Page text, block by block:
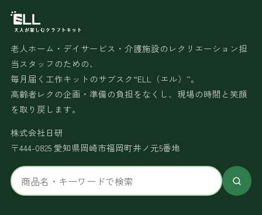
老人ホーム・デイサービス・介護施設のレクリエーション担
当スタッフのための、
毎月届く工作キットのサブスク“ELL（エル）”。
高齢者レクの企画・準備の負担をなくし、現場の時間と笑顔
を取り戻します。
株式会社日研
〒444-0825 愛知県岡崎市福岡町井ノ元5番地
サ
イ